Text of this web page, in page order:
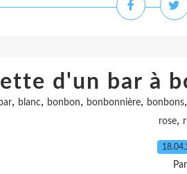
d'un bar à
bar, blanc, bonbon, bonbonnière, bonbons,
rose,